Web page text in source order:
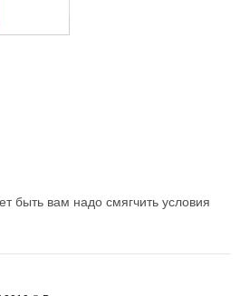
быть вам надо смягчить условия